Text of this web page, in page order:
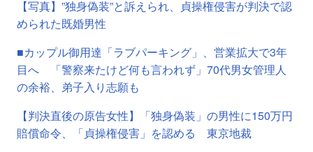
【写真】”独身偽装”と訴えられ、貞操権侵害が判決で認
められた既婚男性
■カップル御用達「ラブパーキング」、営業拡大で3年
目へ 「警察来たけど何も言われず」70代男女管理人
の余裕、弟子入り志願も
【判決直後の原告女性】「独身偽装」の男性に150万円
賠償命令、「貞操権侵害」を認める 東京地裁